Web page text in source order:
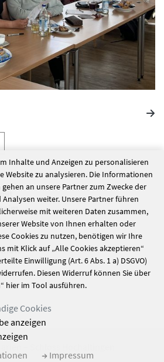
Inhalte und Anzeigen zu personalisieren
Website zu analysieren. Die Informationen
an unsere Partner zum Zwecke der
weiter. Unsere Partner führen
mit weiteren Daten zusammen,
Website von Ihnen erhalten oder
Cookies zu nutzen, benötigen wir Ihre
mit Klick auf „Alle Cookies akzeptieren“
Einwilligung (Art. 6 Abs. 1 a) DSGVO)
Diesen Widerruf können Sie über
hier im Tool ausführen.
Cookies
anzeigen
Impressum